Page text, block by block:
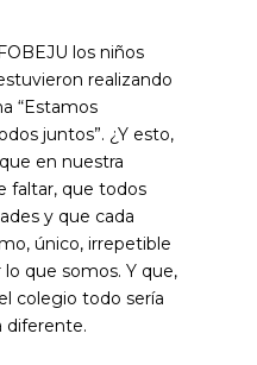
los niños
realizando
“Estamos
juntos”. ¿Y esto,
en nuestra
faltar, que todos
y que cada
único, irrepetible
que somos. Y que,
colegio todo sería
diferente.